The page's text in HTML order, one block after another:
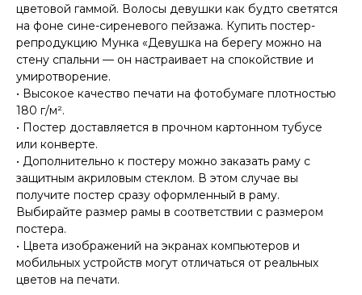
цветовой гаммой. Волосы девушки как будто светятся
на фоне сине-сиреневого пейзажа. Купить постер-
репродукцию Мунка «Девушка на берегу можно на
стену спальни — он настраивает на спокойствие и
умиротворение.
• Высокое качество печати на фотобумаге плотностью
180 г/м².
• Постер доставляется в прочном картонном тубусе
или конверте.
• Дополнительно к постеру можно заказать раму с
защитным акриловым стеклом. В этом случае вы
получите постер сразу оформленный в раму.
Выбирайте размер рамы в соответствии с размером
постера.
• Цвета изображений на экранах компьютеров и
мобильных устройств могут отличаться от реальных
цветов на печати.